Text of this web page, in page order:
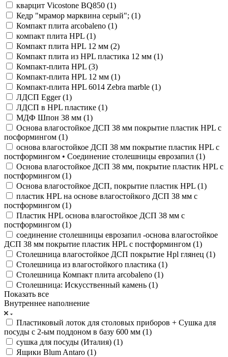
кварцит Vicostone BQ850 (1)
Кедр "мрамор марквина серый"; (1)
Компакт плита arcobaleno (1)
компакт плита HPL (1)
Компакт плита HPL 12 мм (2)
Компакт плита из HPL пластика 12 мм (1)
Компакт-плита HPL (3)
Компакт-плита HPL 12 мм (1)
Компакт-плита HPL 6014 Zebra marble (1)
ЛДСП Egger (1)
ЛДСП в HPL пластике (1)
МДФ Шпон 38 мм (1)
Основа влагостойкое ДСП 38 мм покрытие пластик HPL c
посформингом (1)
основа влагостойкое ДСП 38 мм покрытие пластик HPL с
постформингом • Соединение столешницы еврозапил (1)
Основа влагостойкое ДСП 38 мм, покрытие пластик HPL с
постформингом (1)
Основа влагостойкое ДСП, покрытие пластик HPL (1)
пластик HPL на основе влагостойкого ДСП 38 мм с
постформингом (1)
Пластик HPL основа влагостойкое ДСП 38 мм с
постформингом (1)
соединение столешницы еврозапил -основа влагостойкое
ДСП 38 мм покрытие пластик HPL с постформингом (1)
Столешница влагостойкое ДСП покрытие Hpl глянец (1)
Столешница из влагостойкого пластика (1)
Столешница Компакт плита arcobaleno (1)
Столешница: Искусственный камень (1)
Показать все
Внутреннее наполнение
Пластиковый лоток для столовых приборов + Сушка для
посуды с 2-ым поддоном в базу 600 мм (1)
сушка для посуды (Италия) (1)
Ящики Blum Antaro (1)